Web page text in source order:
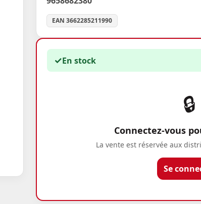
EAN 3662285211990
✓En stock
🔒
Connectez-vous
La vente est réservée aux
Se